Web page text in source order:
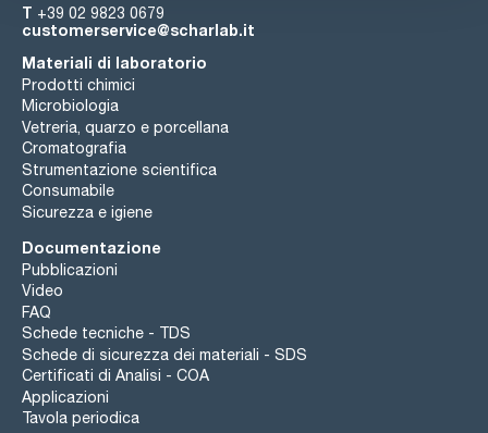
T +39 02 9823 0679
customerservice@scharlab.it
Materiali di laboratorio
Prodotti chimici
Microbiologia
Vetreria, quarzo e porcellana
Cromatografia
Strumentazione scientifica
Consumabile
Sicurezza e igiene
Documentazione
Pubblicazioni
Video
FAQ
Schede tecniche - TDS
Schede di sicurezza dei materiali - SDS
Certificati di Analisi - COA
Applicazioni
Tavola periodica